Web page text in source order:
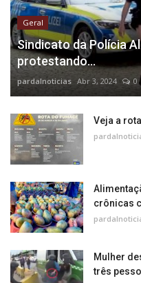
Geral
Sindicato da Polícia
protestando...
pardalnoticias Abr 3, 2024 0
Veja a
crônicas
Mulher
três